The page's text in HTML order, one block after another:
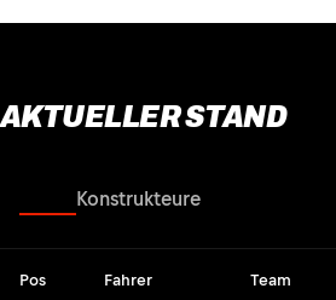
AKTUELLER STAND
Konstrukteure
Pos Fahrer Team